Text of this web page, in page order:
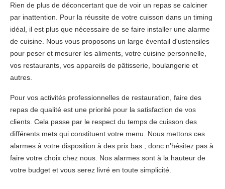
Rien de plus de déconcertant que de voir un repas se calciner
par inattention. Pour la réussite de votre cuisson dans un timing
idéal, il est plus que nécessaire de se faire installer une alarme
de cuisine. Nous vous proposons un large éventail d'ustensiles
pour peser et mesurer les aliments, votre cuisine personnelle,
vos restaurants, vos appareils de pâtisserie, boulangerie et
autres.
Pour vos activités professionnelles de restauration, faire des
repas de qualité est une priorité pour la satisfaction de vos
clients. Cela passe par le respect du temps de cuisson des
différents mets qui constituent votre menu. Nous mettons ces
alarmes à votre disposition à des prix bas ; donc n’hésitez pas à
faire votre choix chez nous. Nos alarmes sont à la hauteur de
votre budget et vous serez livré en toute simplicité.